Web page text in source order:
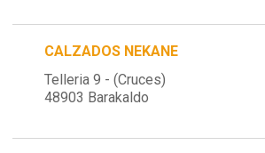
CALZADOS NEKANE
Telleria 9 - (Cruces)
48903 Barakaldo